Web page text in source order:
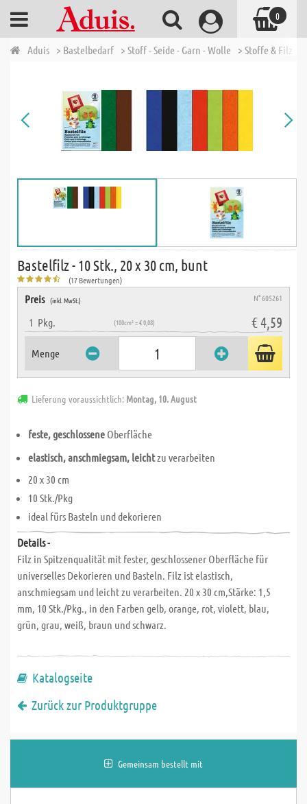
Aduis > Bastelbedarf > Stoff - Seide - Garn - Wolle > Stoffe & Filz
Bastelfilz - 10 Stk., 20 x 30 cm, bunt
(17 Bewertungen)
Preis (inkl. MwSt.) N° 605261
1 Pkg. (100cm² = € 0,08) € 4,59
Menge
Lieferung voraussichtlich: Montag, 10. August
feste, geschlossene Oberfläche
elastisch, anschmiegsam, leichtzu verarbeiten
20 x 30 cm
10 Stk./Pkg
ideal fürs Basteln und dekorieren
Details -
Filz in Spitzenqualität mit fester, geschlossener Oberfläche für
universelles Dekorieren und Basteln. Filz ist elastisch,
anschmiegsam und leicht zu verarbeiten. 20 x 30 cm,Stärke: 1,5
mm, 10 Stk./Pkg., in den Farben gelb, orange, rot, violett, blau,
grün, grau, weiß, braun und schwarz.
Katalogseite
Zurück zur Produktgruppe
Gemeinsam bestellt mit
0